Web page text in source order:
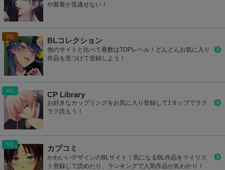
や新着が見逃せない！
BLコレクション
他のサイトと比べて冊数はTOPレベル！どんどんお気に入り
作品を見つけて登録しよう！
CP Library
お好きなカップリングをお気に入り登録して1タップでラク
ラク読もう！
カプコミ
かわいいデザインのBLサイト！気になるBL作品をマイリス
ト登録して読めたり、ランキングで人気作品が丸わかり！